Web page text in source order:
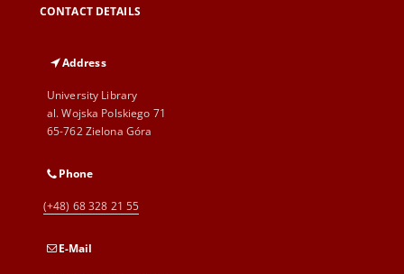
CONTACT DETAILS
Address
University Library
al. Wojska Polskiego 71
65-762 Zielona Góra
Phone
(+48) 68 328 21 55
E-Mail